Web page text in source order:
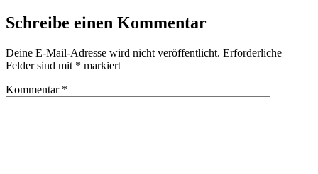
Schreibe einen Kommentar
Deine E-Mail-Adresse wird nicht veröffentlicht. Erforderliche
Felder sind mit * markiert
Kommentar *